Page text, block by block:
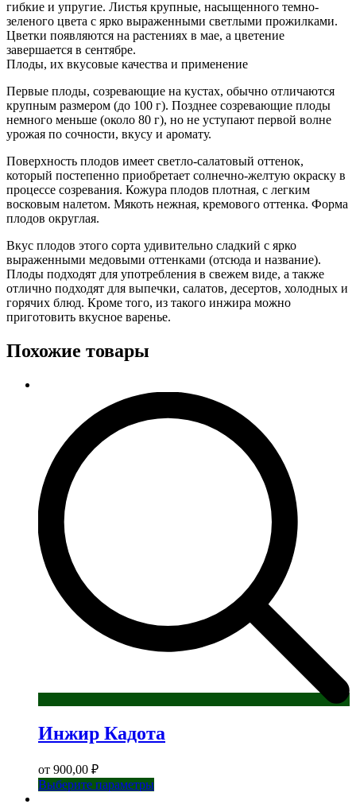
гибкие и упругие. Листья крупные, насыщенного темно-
зеленого цвета с ярко выраженными светлыми прожилками.
Цветки появляются на растениях в мае, а цветение
завершается в сентябре.
Плоды, их вкусовые качества и применение
Первые плоды, созревающие на кустах, обычно отличаются
крупным размером (до 100 г). Позднее созревающие плоды
немного меньше (около 80 г), но не уступают первой волне
урожая по сочности, вкусу и аромату.
Поверхность плодов имеет светло-салатовый оттенок,
который постепенно приобретает солнечно-желтую окраску в
процессе созревания. Кожура плодов плотная, с легким
восковым налетом. Мякоть нежная, кремового оттенка. Форма
плодов округлая.
Вкус плодов этого сорта удивительно сладкий с ярко
выраженными медовыми оттенками (отсюда и название).
Плоды подходят для употребления в свежем виде, а также
отлично подходят для выпечки, салатов, десертов, холодных и
горячих блюд. Кроме того, из такого инжира можно
приготовить вкусное варенье.
Похожие товары
Инжир Кадота
от 900,00 ₽
Выберите параметрыЭтот